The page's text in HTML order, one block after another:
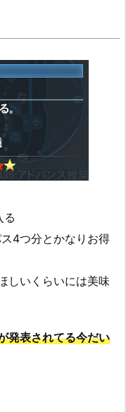
る
4つ分とかなりお得
しいくらいには美味
発表されてる今だい